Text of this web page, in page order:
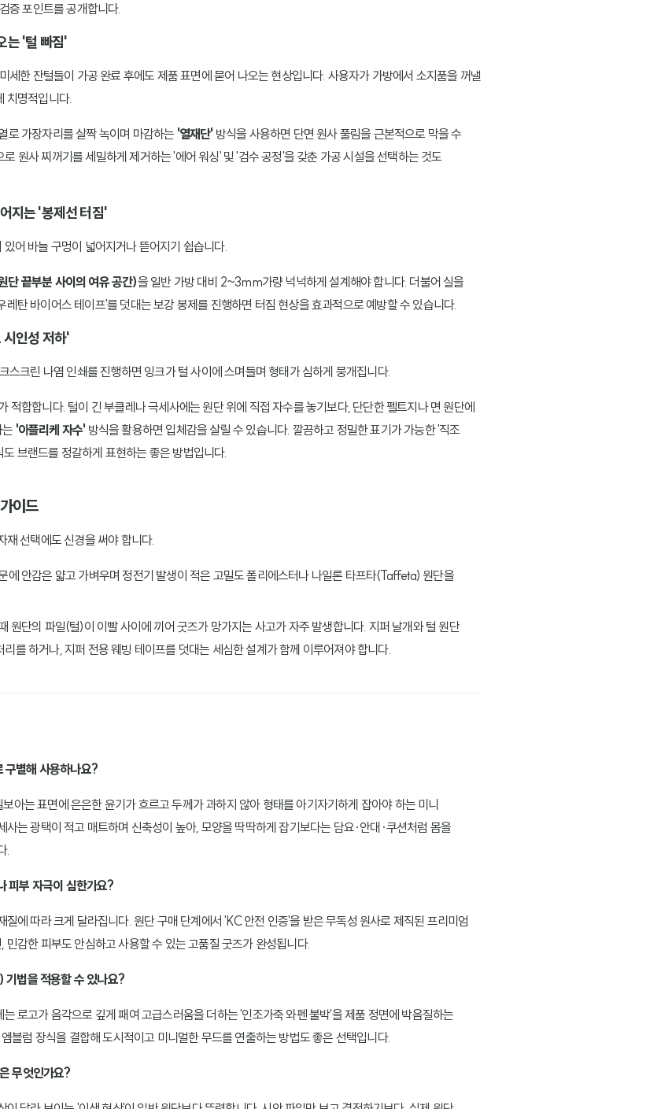
증 포인트를 공개합니다.
는 '털 빠짐'
세한 잔털들이 가공 완료 후에도 제품 표면에 묻어 나오는 현상입니다. 사용자가 가방에서 소지품을 꺼낼
치명적입니다.
로 가장자리를 살짝 녹이며 마감하는 '열재단' 방식을 사용하면 단면 원사 풀림을 근본적으로 막을 수
원사 찌꺼기를 세밀하게 제거하는 '에어 워싱' 및 '검수 공정'을 갖춘 가공 시설을 선택하는 것도
지는 '봉제선 터짐'
어 바늘 구멍이 넓어지거나 뜯어지기 쉽습니다.
단 끝부분 사이의 여유 공간)을 일반 가방 대비 2~3mm가량 넉넉하게 설계해야 합니다. 더불어 실을
레탄 바이어스 테이프'를 덧대는 보강 봉제를 진행하면 터짐 현상을 효과적으로 예방할 수 있습니다.
시인성 저하'
스크린 나염 인쇄를 진행하면 잉크가 털 사이에 스며들며 형태가 심하게 뭉개집니다.
적합합니다. 털이 긴 부클레나 극세사에는 원단 위에 직접 자수를 놓기보다, 단단한 펠트지나 면 원단에
'아플리케 자수' 방식을 활용하면 입체감을 살릴 수 있습니다. 깔끔하고 정밀한 표기가 가능한 '직조
브랜드를 정갈하게 표현하는 좋은 방법입니다.
이드
재 선택에도 신경을 써야 합니다.
에 안감은 얇고 가벼우며 정전기 발생이 적은 고밀도 폴리에스터나 나일론 타프타(Taffeta) 원단을
원단의 파일(털)이 이빨 사이에 끼어 굿즈가 망가지는 사고가 자주 발생합니다. 지퍼 날개와 털 원단
를 하거나, 지퍼 전용 웨빙 테이프를 덧대는 세심한 설계가 함께 이루어져야 합니다.
구별해 사용하나요?
아는 표면에 은은한 윤기가 흐르고 두께가 과하지 않아 형태를 아기자기하게 잡아야 하는 미니
는 광택이 적고 매트하며 신축성이 높아, 모양을 딱딱하게 잡기보다는 담요·안대·쿠션처럼 몸을
.
피부 자극이 심한가요?
에 따라 크게 달라집니다. 원단 구매 단계에서 'KC 안전 인증'을 받은 무독성 원사로 제직된 프리미엄
감한 피부도 안심하고 사용할 수 있는 고품질 굿즈가 완성됩니다.
법을 적용할 수 있나요?
로고가 음각으로 깊게 패여 고급스러움을 더하는 '인조가죽 와펜 불박'을 제품 정면에 박음질하는
블럼 장식을 결합해 도시적이고 미니멀한 무드를 연출하는 방법도 좋은 선택입니다.
무엇인가요?